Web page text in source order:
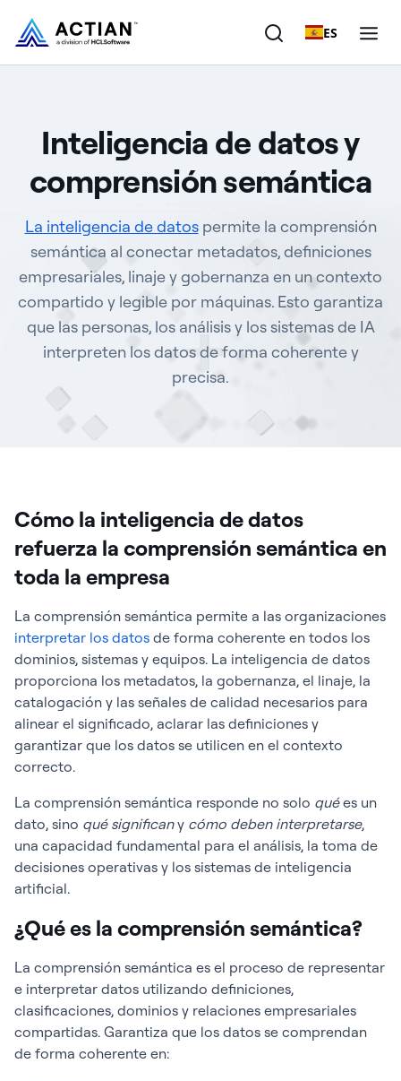
ES
Soluciones
Clientes
Recursos
Inteligencia de datos y
comprensión semántica
La inteligencia de datospermite la comprensión
semántica al conectar metadatos, definiciones
empresariales, linaje y gobernanza en un contexto
compartido y legible por máquinas. Esto garantiza
que las personas, los análisis y los sistemas de IA
interpreten los datos de forma coherente y
precisa.
Cómo la inteligencia de datos
refuerza la comprensión semántica en
toda la empresa
La comprensión semántica permite a las organizaciones
interpretar los datos de forma coherente en todos los
dominios, sistemas y equipos. La inteligencia de datos
proporciona los metadatos, la gobernanza, el linaje, la
catalogación y las señales de calidad necesarios para
alinear el significado, aclarar las definiciones y
garantizar que los datos se utilicen en el contexto
correcto.
La comprensión semántica responde no solo quées un
dato, sino qué significany cómo deben interpretarse,
una capacidad fundamental para el análisis, la toma de
decisiones operativas y los sistemas de inteligencia
artificial.
¿Qué es la comprensión semántica?
La comprensión semántica es el proceso de representar
e interpretar datos utilizando definiciones,
clasificaciones, dominios y relaciones empresariales
compartidas. Garantiza que los datos se comprendan
de forma coherente en: